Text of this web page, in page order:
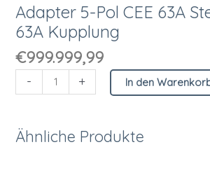
Adapter 5-Pol CEE 63A
63A Kupplung
€999.999,99
- + In den
Ähnliche Produkte